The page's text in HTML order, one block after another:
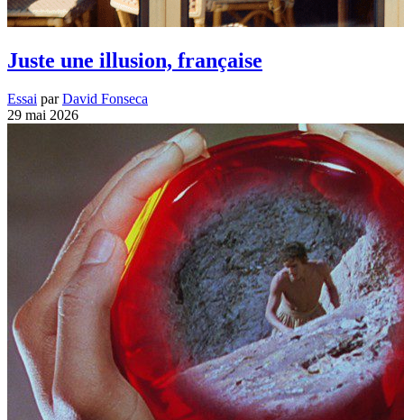
Juste une illusion, française
Essai par David Fonseca
29 mai 2026